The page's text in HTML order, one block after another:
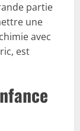
partie
une
avec
est